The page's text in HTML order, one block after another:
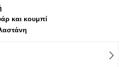
και κουμπί